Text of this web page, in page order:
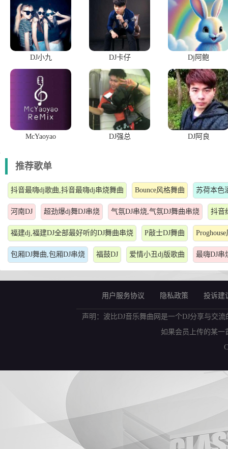
DJ小九 DJ卡仔 Dj阿鲍
McYaoyao DJ强总 DJ阿良
推荐歌单
抖音最嗨dj歌曲,抖音最嗨dj串烧舞曲 Bounce风格舞曲 苏荷本色
河南DJ 超劲爆dj舞DJ串烧 气氛DJ串烧,气氛DJ舞曲串烧 抖音
福建dj,福建DJ全部最好听的DJ舞曲串烧 P敲士DJ舞曲
包厢DJ舞曲,包厢DJ串烧 福鼓DJ 爱情小丑dj版歌曲 最嗨DJ串
用户服务协议 隐私政策 投诉建
声明：波比DJ音乐舞曲网是一个DJ分享与交
如果会员上传的某一